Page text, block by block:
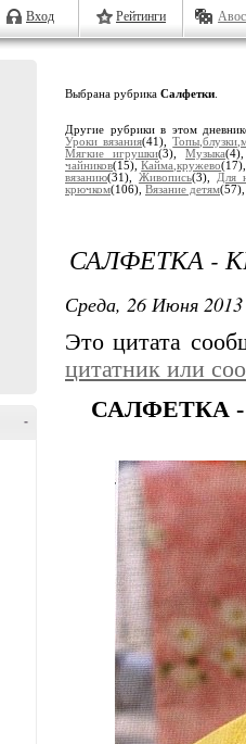
Вход Рейтинги
-
Выбрана рубрика Салфетки
Другие рубрики в этом
Уроки вязания(41),
Мягкие игрушки(3), Музыка
чайников(15),Кайма,кружево
вязанию(31), Живопись(3),
Для
крючком(106), Вязание детям
САЛФЕТКА -
Среда, 26 Июня
Это цитата
цитатник или
САЛФЕТКА